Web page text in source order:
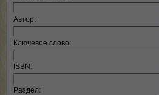
Автор:
Ключевое слово:
ISBN:
Раздел: